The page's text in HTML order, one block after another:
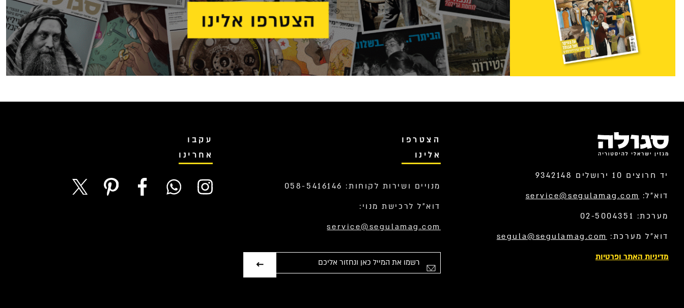
יד חרוצים 10 ירושלים 9342148
דוא”ל: service@segulamag.com
מערכת: 02-5004351
דוא”ל מערכת: segula@segulamag.com
מדיניות האתר ופרטיות
הצטרפו
אלינו
מנויים ושירות לקוחות: 058-5416146
דוא”ל לרכישת מנוי:
service@segulamag.com
עקבו
אחרינו